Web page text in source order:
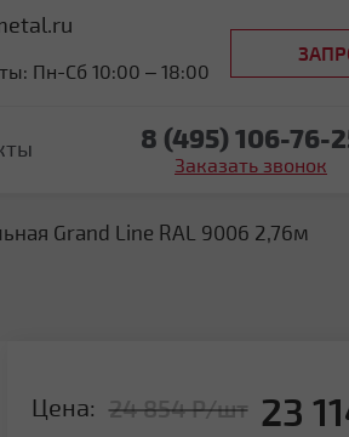
Пн-Сб 10:00 – 18:00
8 (495) 106-76-
Заказать звонок
Grand Line RAL 9006 2,76м
Цена: 24 854 Р/шт 23